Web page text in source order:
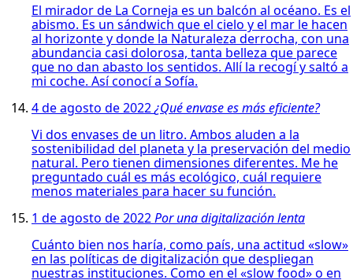
El mirador de La Corneja es un balcón al océano. Es el
abismo. Es un sándwich que el cielo y el mar le hacen
al horizonte y donde la Naturaleza derrocha, con una
abundancia casi dolorosa, tanta belleza que parece
que no dan abasto los sentidos. Allí la recogí y saltó a
mi coche. Así conocí a Sofía.
4 de agosto de 2022¿Qué envase es más eficiente?
Vi dos envases de un litro. Ambos aluden a la
sostenibilidad del planeta y la preservación del medio
natural. Pero tienen dimensiones diferentes. Me he
preguntado cuál es más ecológico, cuál requiere
menos materiales para hacer su función.
1 de agosto de 2022Por una digitalización lenta
Cuánto bien nos haría, como país, una actitud «slow»
en las políticas de digitalización que despliegan
nuestras instituciones. Como en el «slow food» o en